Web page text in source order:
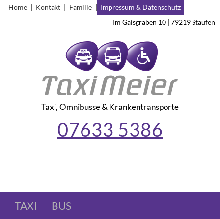
Home Kontakt Familie
Impressum & Datenschutz
Im Gaisgraben 10 | 79219 Staufen
Taxi, Omnibusse & Krankentransporte
07633 5386
TAXI
BUS